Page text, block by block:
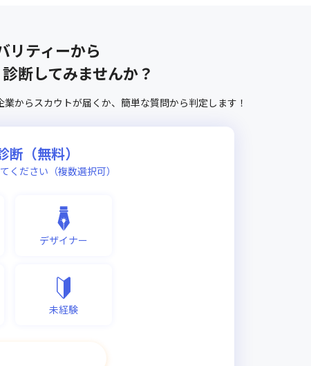
リティーから
断してみませんか？
からスカウトが届くか、 簡単な質問から判定します！
断（無料）
ください（複数選択可）
デザイナー
未経験